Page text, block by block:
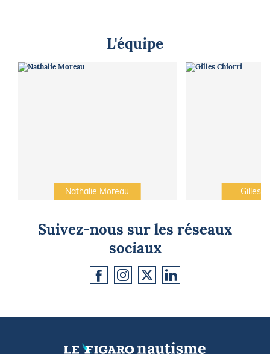
L'équipe
Nathalie Moreau Gilles
Suivez-nous sur les réseaux
sociaux